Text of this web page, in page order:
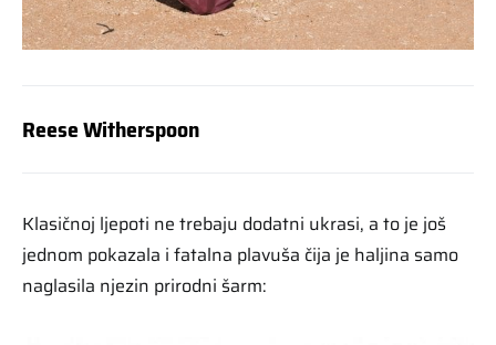
Reese Witherspoon
Klasičnoj ljepoti ne trebaju dodatni ukrasi, a to je još
jednom pokazala i fatalna plavuša čija je haljina samo
naglasila njezin prirodni šarm: